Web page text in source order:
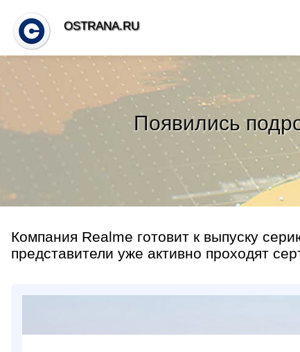
Появились
Компания Realme готовит к выпуску
представители уже активно проходят
OSTRANA.RU